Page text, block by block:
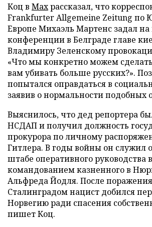
Коц в Махрассказал, что
Frankfurter Allgemeine Zeitung по
Европе Михаэль Мартенс задал на
конференции в Белграде главе
Владимиру Зеленскому
«Что мы конкретно можем
вам убивать больше русских?».
попытался оправдаться в
заявив о нормальности подобных
Выяснилось, что дед репортера
НСДАП и получил должность
прокурора по личному
Гитлера. В годы войны он служил
штабе оперативного руководства
командованием казненного в
Альфреда Йодля. После
Сталинградом нацист добился
Норвегию ради спасения
пишет Коц.